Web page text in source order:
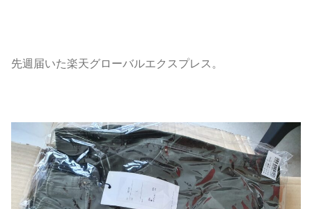
先週届いた楽天グローバルエクスプレス。